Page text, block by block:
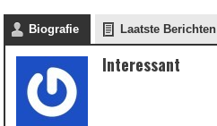
Biografie Laatste Berichten
Interessant